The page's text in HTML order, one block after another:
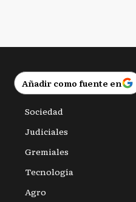
Añadir como fuente en
Sociedad
Judiciales
Gremiales
Tecnología
Agro